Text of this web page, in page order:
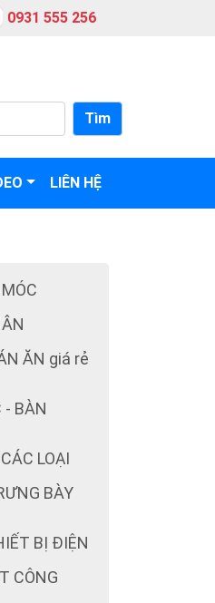
0931 555 256
Tìm
LIÊN HỆ
ĂN giá rẻ
- BÀN
LOẠI
BÀY
BỊ ĐIỆN
CÔNG